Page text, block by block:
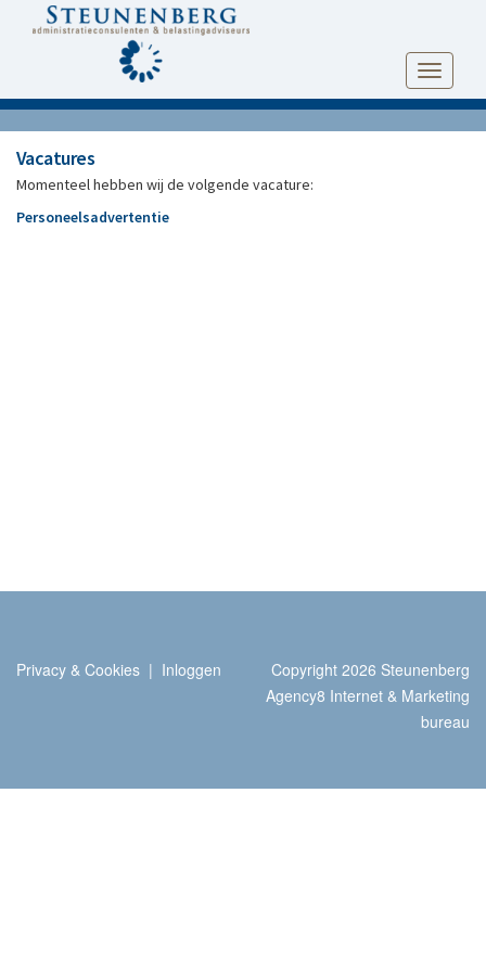
Toggle
Vacatures
Momenteel hebben wij de volgende vacature:
Personeelsadvertentie
Privacy & Cookies | Inloggen
Copyright 2026 Steunenberg
Agency8 Internet & Marketing
bureau